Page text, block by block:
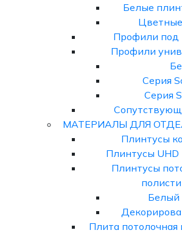
Белые
Профили под
Профили
Серия
Серия
МАТЕРИАЛЫ ДЛЯ
Плинтусы
Плинтусы UHD
Плинтусы
Белый
Плита потолочная